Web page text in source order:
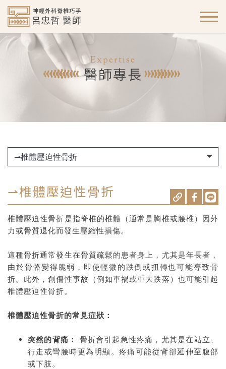
Expertise
醫師專長
⇀椎體壓迫性骨折
⇀椎體壓迫性骨折
椎體壓迫性骨折是指脊椎的椎體（通常是胸椎或腰椎）因外
力或骨質退化而發生壓縮性損傷。
這種骨折通常發生在骨質疏鬆的患者身上，尤其是年長者，
由於骨骼變得脆弱，即使輕微的跌倒或扭轉也可能導致骨
折。此外，創傷性事故（例如車禍或重大跌落）也可能引起
椎體壓迫性骨折。
椎體壓迫性骨折的常見症狀：
突然的背痛：
骨折會引起急性疼痛，尤其是在站立、
行走或彎腰時更為明顯。疼痛可能從背部延伸至腹部
或下肢。